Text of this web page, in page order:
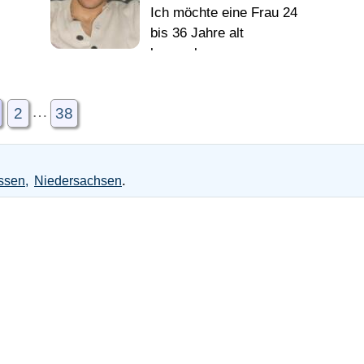
Женщину для жизни
Ich möchte eine Frau 24
bis 36 Jahre alt
kennenlernen
2 … 38
Niedersachsen.